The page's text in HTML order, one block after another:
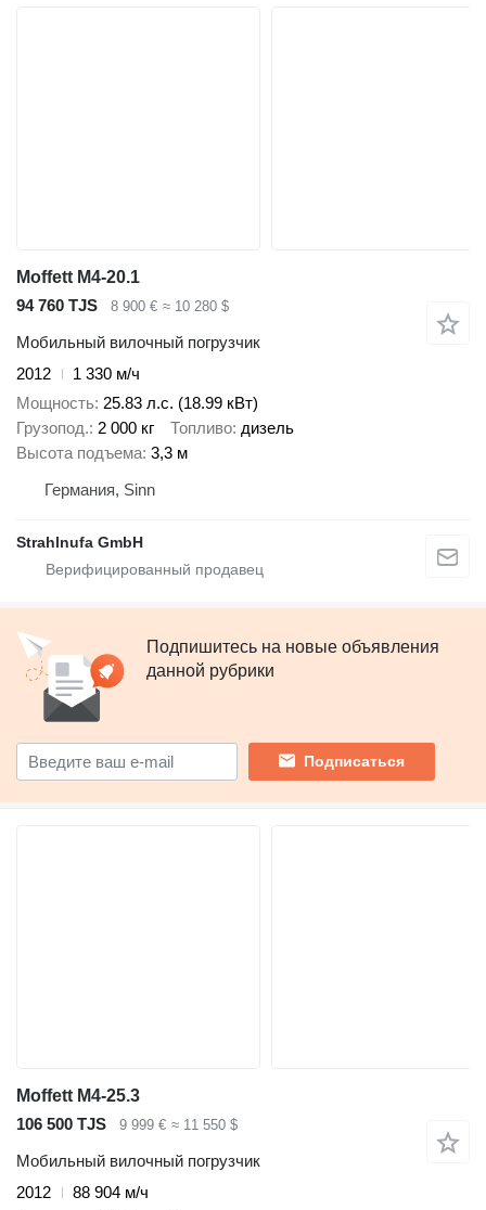
Moffett M4-20.1
94 760 TJS
8 900 € ≈ 10 280 $
Мобильный вилочный погрузчик
2012
1 330 м/ч
Мощность 25.83 л.с. (18.99 кВт)
Грузопод. 2 000 кг Топливо дизель
Высота подъема 3,3 м
Германия, Sinn
Strahlnufa GmbH
Подпишитесь на новые объявления
данной рубрики
Подписаться
Moffett M4-25.3
106 500 TJS
9 999 € ≈ 11 550 $
Мобильный вилочный погрузчик
2012
88 904 м/ч